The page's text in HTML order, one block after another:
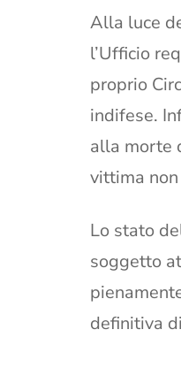
Alla luce
l’Ufficio
proprio
indifese.
alla morte
vittima
Lo stato
soggetto
definitiva